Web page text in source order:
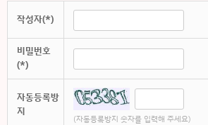
작성자(*)
비밀번호
(*)
자동등록방
지
(자동등록방지 숫자를 입력해 주세요)